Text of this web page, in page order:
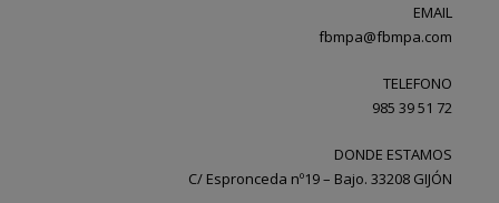
EMAIL
fbmpa@fbmpa.com
TELEFONO
985 39 51 72
DONDE ESTAMOS
C/ Espronceda nº19 – Bajo. 33208 GIJÓN